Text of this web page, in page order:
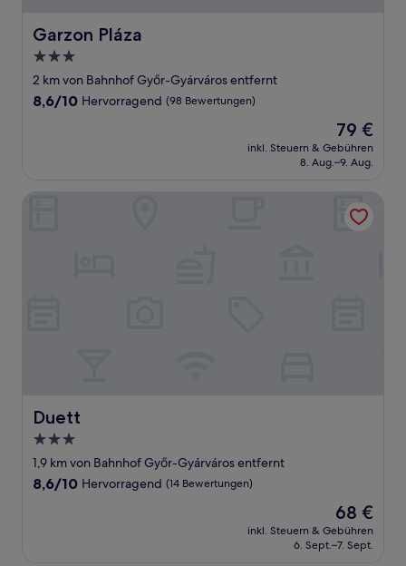
Garzon Pláza
Garzon Pláza
3.0-
Sterne-
Unterkunft
2 km von Bahnhof Győr-Gyárváros entfernt
8.6
8,6/10 Hervorragend (98 Bewertungen)
Der
Preis
beträgt
79 €
inkl. Steuern & Gebühren
8. Aug.–9. Aug.
Duett
Duett
3.0-
Sterne-
Unterkunft
1,9 km von Bahnhof Győr-Gyárváros entfernt
8.6
8,6/10 Hervorragend (14 Bewertungen)
Der
Preis
beträgt
68 €
inkl. Steuern & Gebühren
6. Sept.–7. Sept.